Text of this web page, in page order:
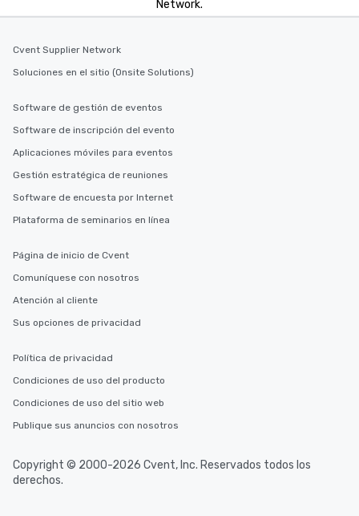
Network.
Cvent Supplier Network
Soluciones en el sitio (Onsite Solutions)
Software de gestión de eventos
Software de inscripción del evento
Aplicaciones móviles para eventos
Gestión estratégica de reuniones
Software de encuesta por Internet
Plataforma de seminarios en línea
Página de inicio de Cvent
Comuníquese con nosotros
Atención al cliente
Sus opciones de privacidad
Política de privacidad
Condiciones de uso del producto
Condiciones de uso del sitio web
Publique sus anuncios con nosotros
Copyright © 2000-2026 Cvent, Inc. Reservados todos los
derechos.